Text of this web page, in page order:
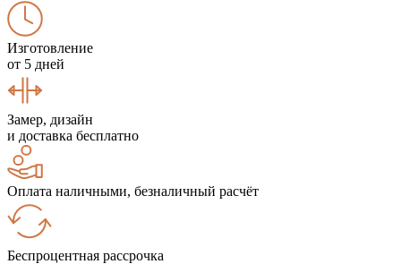
Изготовление
от 5 дней
Замер, дизайн
и доставка бесплатно
Оплата наличными, безналичный расчёт
Беспроцентная рассрочка